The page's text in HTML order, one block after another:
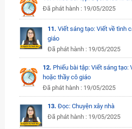
Đã phát hành : 19/05/2025
11. Viết sáng tạo: Viết về tình
giáo
Đã phát hành : 19/05/2025
12. Phiếu bài tập: Viết sáng tạo:
hoặc thầy cô giáo
Đã phát hành : 19/05/2025
13. Đọc: Chuyện xây nhà
Đã phát hành : 19/05/2025